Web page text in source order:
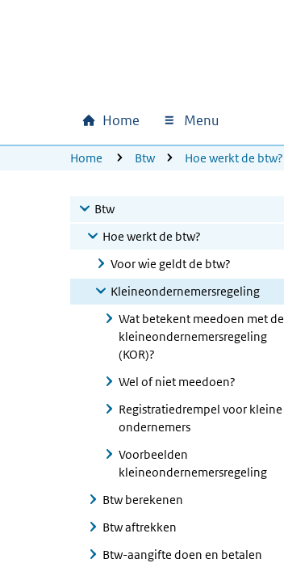
Hoofdnavigatie
Home Menu
U bevindt zich hier:
Home Btw Hoe werkt de btw?
Btw
Hoe werkt de btw?
Voor wie geldt de btw?
Kleineondernemersregeling
Wat betekent meedoen met de
kleineondernemersregeling
(KOR)?
Wel of niet meedoen?
Registratiedrempel voor kleine
ondernemers
Voorbeelden
kleineondernemersregeling
Btw berekenen
Btw aftrekken
Btw-aangifte doen en betalen